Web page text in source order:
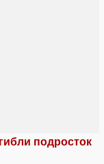
подросток